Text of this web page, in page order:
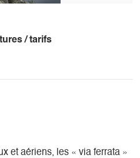
/ tarifs
et aériens, les « via ferrata »